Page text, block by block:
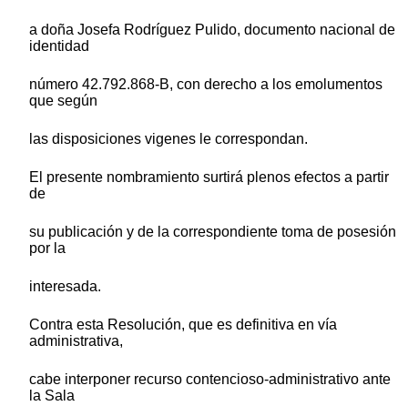
a doña Josefa Rodríguez Pulido, documento nacional de
identidad
número 42.792.868-B, con derecho a los emolumentos
que según
las disposiciones vigenes le correspondan.
El presente nombramiento surtirá plenos efectos a partir
de
su publicación y de la correspondiente toma de posesión
por la
interesada.
Contra esta Resolución, que es definitiva en vía
administrativa,
cabe interponer recurso contencioso-administrativo ante
la Sala